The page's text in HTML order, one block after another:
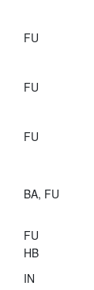
FU
FU
FU
BA, FU
FU
HB
IN